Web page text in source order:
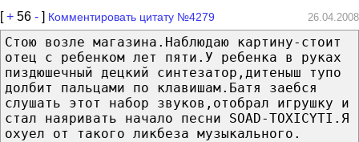
[+ 56 - ] Комментировать цитату №4279 26.04.2008
Стою возле магазина.Наблюдаю картину-стоит
отец с ребенком лет пяти.У ребенка в руках
пиздюшечный децкий синтезатор,дитеныш тупо
долбит пальцами по клавишам.Батя заебся
слушать этот набор звуков,отобрал игрушку и
стал наяривать начало песни SOAD-TOXICYTI.Я
охуел от такого ликбеза музыкального.